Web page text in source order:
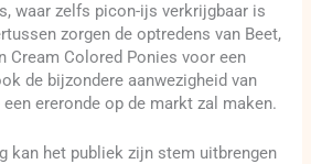
waar zelfs picon-ijs verkrijgbaar is
zorgen de optredens van Beet,
Cream Colored Ponies voor een
de bijzondere aanwezigheid van
ereronde op de markt zal maken.
kan het publiek zijn stem uitbrengen